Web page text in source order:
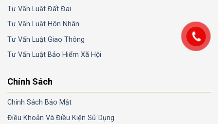
Tư Vấn Luật Đất Đai
Tư Vấn Luật Hôn Nhân
Tư Vấn Luật Giao Thông
Tư Vấn Luật Bảo Hiểm Xã Hội
Chính Sách
Chính Sách Bảo Mật
Điều Khoản Và Điều Kiện Sử Dụng